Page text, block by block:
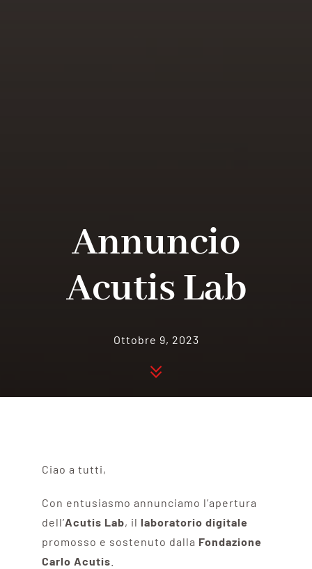
Annuncio
Acutis Lab
Ottobre 9, 2023
Ciao a tutti,
Con entusiasmo annunciamo l’apertura
dell’Acutis Lab, il laboratorio digitale
promosso e sostenuto dalla Fondazione
Carlo Acutis